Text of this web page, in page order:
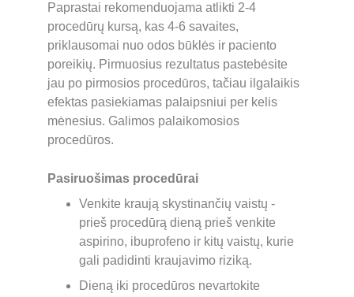
Paprastai rekomenduojama atlikti 2-4
procedūrų kursą, kas 4-6 savaites,
priklausomai nuo odos būklės ir paciento
poreikių. Pirmuosius rezultatus pastebėsite
jau po pirmosios procedūros, tačiau ilgalaikis
efektas pasiekiamas palaipsniui per kelis
mėnesius. Galimos palaikomosios
procedūros.
Pasiruošimas procedūrai
Venkite kraują skystinančių vaistų -
prieš procedūrą dieną prieš venkite
aspirino, ibuprofeno ir kitų vaistų, kurie
gali padidinti kraujavimo riziką.
Dieną iki procedūros nevartokite